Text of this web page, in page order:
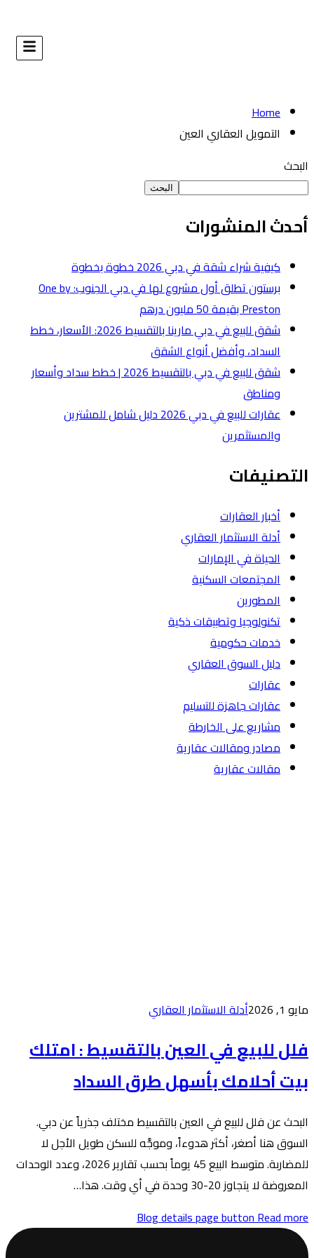
برستون تطلق أول مشروع لها في دبي الجنوب: One by
شقق للبيع في دبي مارينا بالتقسيط 2026: الأسعار، خطط
شقق للبيع في دبي بالتقسيط 2026 | خطط سداد وأسعار
عقارات للبيع في دبي 2026 دليل شامل للمشترين
بالتقسيط : امتلك
طرق السداد
مختلف جذرياً عن دبي.
للسكن طويل الأجل لا
للمضاربة. متوسط البيع 45 يوماً بحسب تقارير 2026، وعدد الوحدات
Blog